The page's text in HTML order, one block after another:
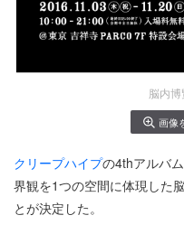
脳内博
画像
クリープハイプの4thアルバ
界観を1つの空間に体現した
とが決定した。